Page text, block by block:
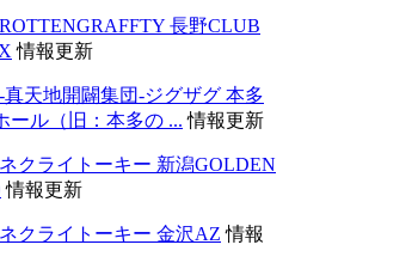
ROTTENGRAFFTY 長野CLUB
情報更新
-真天地開闢集団-ジグザグ 本多
ール（旧：本多の ... 情報更新
ネクライトーキー 新潟GOLDEN
情報更新
ネクライトーキー 金沢AZ 情報